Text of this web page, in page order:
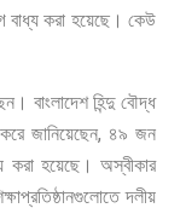
বাধ্য করা হয়েছে। কেউ
বাংলাদেশ হিন্দু বৌদ্ধ
করে জানিয়েছেন, ৪৯ জন
করা হয়েছে। অস্বীকার
দলীয়